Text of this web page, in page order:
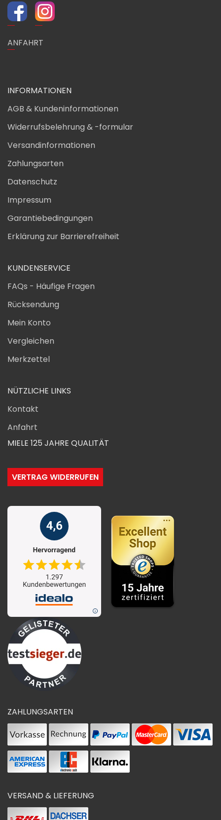
ANFAHRT
INFORMATIONEN
AGB & Kundeninformationen
Widerrufsbelehrung & -formular
Versandinformationen
Zahlungsarten
Datenschutz
Impressum
Garantiebedingungen
Erklärung zur Barrierefreiheit
KUNDENSERVICE
FAQs - Häufige Fragen
Rücksendung
Mein Konto
Vergleichen
Merkzettel
NÜTZLICHE LINKS
Kontakt
Anfahrt
MIELE 125 JAHRE QUALITÄT
VERTRAG WIDERRUFEN
ZAHLUNGSARTEN
VERSAND & LIEFERUNG